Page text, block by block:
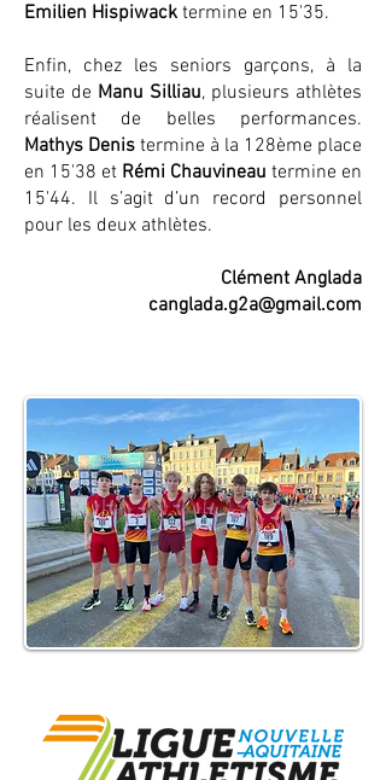
Emilien Hispiwack termine en 15'35.
Enfin, chez les seniors garçons, à la
suite de Manu Silliau, plusieurs athlètes
réalisent de belles performances.
Mathys Denis termine à la 128ème place
en 15'38 et Rémi Chauvineau termine en
15'44. Il s’agit d’un record personnel
pour les deux athlètes.
Clément Anglada
canglada.g2a@gmail.com